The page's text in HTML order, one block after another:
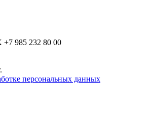
985 232 80 00
персональных данных